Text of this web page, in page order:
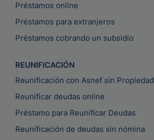
Préstamos online
Préstamos para extranjeros
Préstamos cobrando un subsidio
REUNIFICACIÓN
Reunificación con Asnef sin Propiedad
Reunificar deudas online
Préstamo para Reunificar Deudas
Reunificación de deudas sin nómina